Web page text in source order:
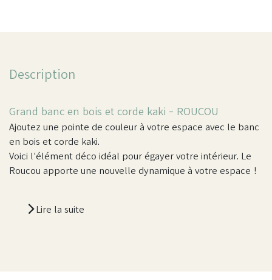
Description
Grand banc en bois et corde kaki - ROUCOU
Ajoutez une pointe de couleur à votre espace avec le banc
en bois et corde kaki.
Voici l'élément déco idéal pour égayer votre intérieur. Le
Roucou apporte une nouvelle dynamique à votre espace !
Lire la suite